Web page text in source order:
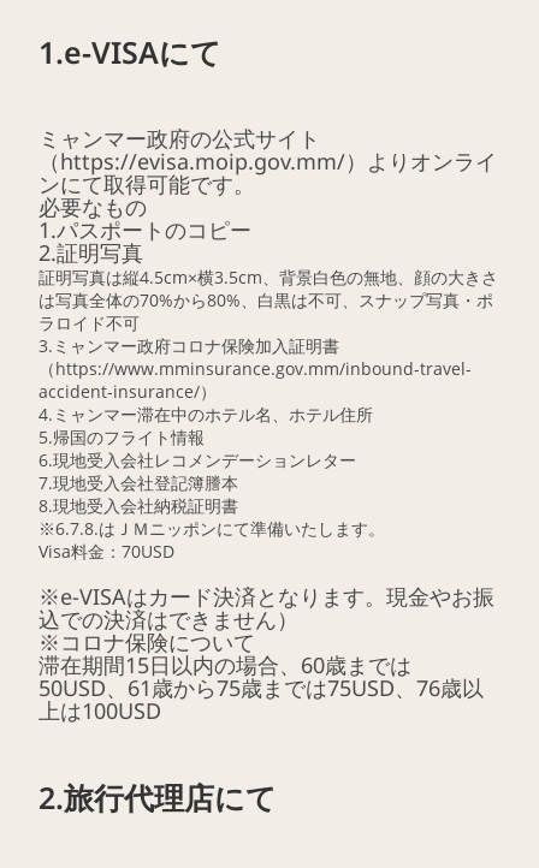
1.e-VISAにて
ミャンマー政府の公式サイト
（https://evisa.moip.gov.mm/）よりオンライ
ンにて取得可能です。
必要なもの
1.パスポートのコピー
2.証明写真
証明写真は縦4.5cm×横3.5cm、背景白色の無地、顔の大きさ
は写真全体の70%から80%、白黒は不可、スナップ写真・ポ
ラロイド不可
3.ミャンマー政府コロナ保険加入証明書
（https://www.mminsurance.gov.mm/inbound-travel-
accident-insurance/）
4.ミャンマー滞在中のホテル名、ホテル住所
5.帰国のフライト情報
6.現地受入会社レコメンデーションレター
7.現地受入会社登記簿謄本
8.現地受入会社納税証明書
※6.7.8.はＪＭニッポンにて準備いたします。
Visa料金：70USD
※e-VISAはカード決済となります。現金やお振
込での決済はできません）
※コロナ保険について
滞在期間15日以内の場合、60歳までは
50USD、61歳から75歳までは75USD、76歳以
上は100USD
2.旅行代理店にて